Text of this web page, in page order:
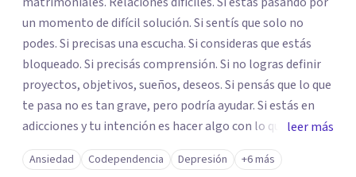
un momento de difícil solución. Si sentís que solo no
podes. Si precisas una escucha. Si consideras que estás
bloqueado. Si precisás comprensión. Si no logras definir
proyectos, objetivos, sueños, deseos. Si pensás que lo que
te pasa no es tan grave, pero podría ayudar. Si estás en
adicciones y tu intención es hacer algo con lo que te está
pasando. No dudes en comunicarte a fin de comenzar a
resolver la situación que está generando esa angustia.
leer más
Ansiedad Codependencia Depresión +6 más